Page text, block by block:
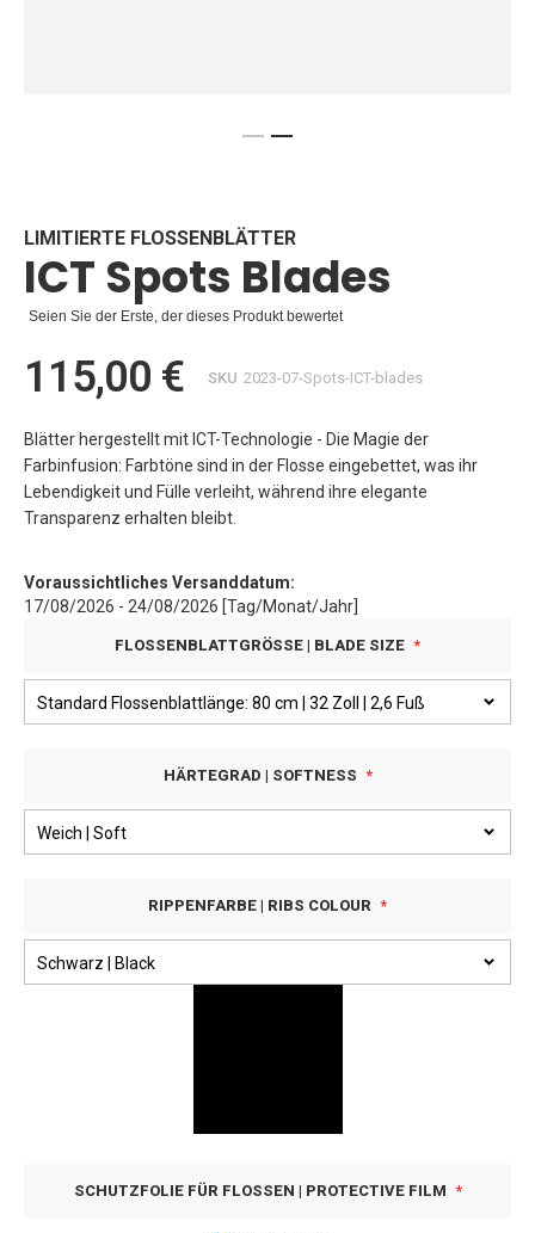
Bildgalerie
springen
LIMITIERTE FLOSSENBLÄTTER
ICT Spots Blades
Seien Sie der Erste, der dieses Produkt bewertet
115,00 € SKU 2023-07-Spots-ICT-blades
Blätter hergestellt mit ICT-Technologie - Die Magie der
Farbinfusion: Farbtöne sind in der Flosse eingebettet, was ihr
Lebendigkeit und Fülle verleiht, während ihre elegante
Transparenz erhalten bleibt.
Voraussichtliches Versanddatum:
17/08/2026 - 24/08/2026 [Tag/Monat/Jahr]
FLOSSENBLATTGRÖSSE | BLADE SIZE
HÄRTEGRAD | SOFTNESS
RIPPENFARBE | RIBS COLOUR
SCHUTZFOLIE FÜR FLOSSEN | PROTECTIVE FILM